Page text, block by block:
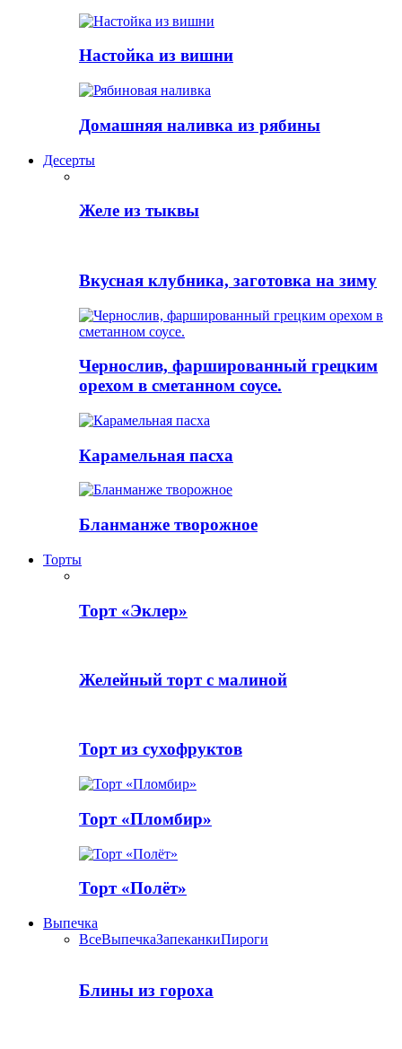
Настойка из вишни
Домашняя наливка из рябины
Десерты
Желе из тыквы
Вкусная клубника, заготовка на зиму
Чернослив, фаршированный грецким
орехом в сметанном соусе.
Карамельная пасха
Бланманже творожное
Торты
Торт «Эклер»
Желейный торт с малиной
Торт из сухофруктов
Торт «Пломбир»
Торт «Полёт»
Выпечка
ВсеВыпечкаЗапеканкиПироги
Блины из гороха